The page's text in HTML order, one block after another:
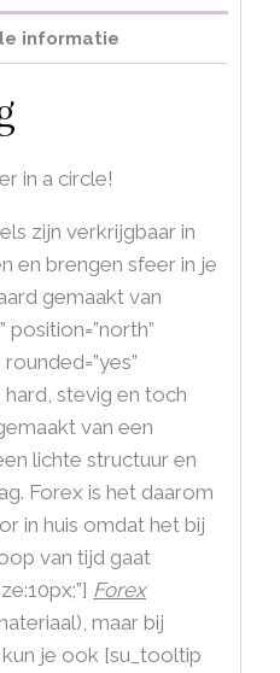
informatie
in a circle!
zijn verkrijgbaar in
en brengen sfeer in je
gemaakt van
position=”north”
rounded=”yes”
hard, stevig en toch
van een
lichte structuur en
Forex is het daarom
in huis omdat het bij
van tijd gaat
Forex
maar bij
je ook [su_tooltip